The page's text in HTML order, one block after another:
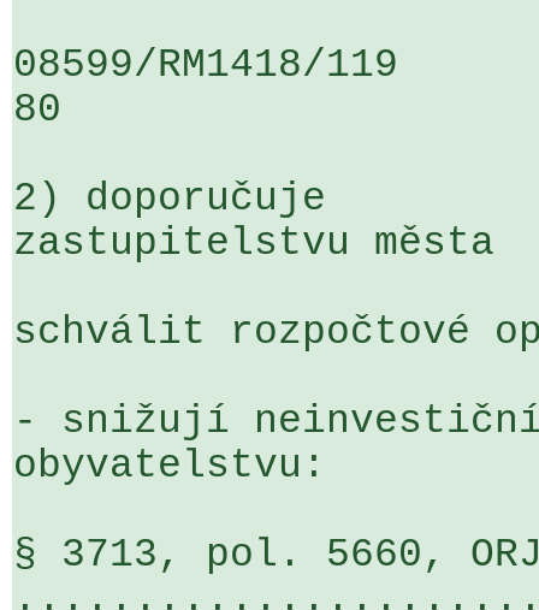
08599/RM1418/
80
2) doporučuje
zastupitelstvu města
schválit rozpočtové
- snižují neinvestiční
obyvatelstvu:
§ 3713, pol. 5660,